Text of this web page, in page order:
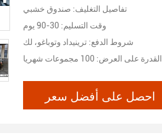
تفاصيل التغليف: صندوق خشبي
وقت التسليم: 30-90 يوم
شروط الدفع: ترينيداد وتوباغو، لك
القدرة على العرض: 100 مجموعات شهريا
احصل على أفضل سعر